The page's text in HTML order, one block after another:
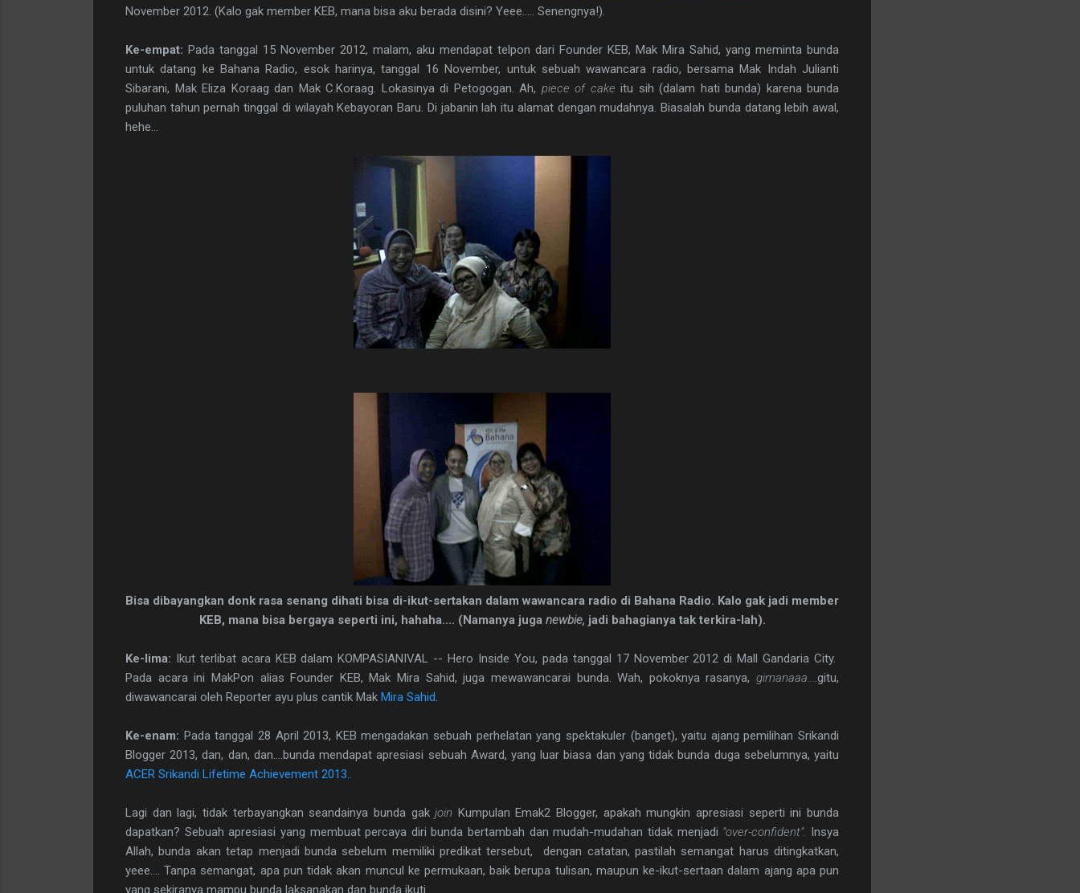
November 2012. (Kalo gak member KEB, mana bisa aku berada disini? Yeee..... Senengnya!).
Ke-empat: Pada tanggal 15 November 2012, malam, aku mendapat telpon dari Founder KEB, Mak Mira Sahid, yang meminta bunda
untuk datang ke Bahana Radio, esok harinya, tanggal 16 November, untuk sebuah wawancara radio, bersama Mak Indah Julianti
Sibarani, Mak Eliza Koraag dan Mak C.Koraag. Lokasinya di Petogogan. Ah, piece of cake itu sih (dalam hati bunda) karena bunda
puluhan tahun pernah tinggal di wilayah Kebayoran Baru. Di jabanin lah itu alamat dengan mudahnya. Biasalah bunda datang lebih awal,
hehe...
Bisa dibayangkan donk rasa senang dihati bisa di-ikut-sertakan dalam wawancara radio di Bahana Radio. Kalo gak jadi member
KEB, mana bisa bergaya seperti ini, hahaha.... (Namanya juga newbie, jadi bahagianya tak terkira-lah).
Ke-lima: Ikut terlibat acara KEB dalam KOMPASIANIVAL -- Hero Inside You, pada tanggal 17 November 2012 di Mall Gandaria City.
Pada acara ini MakPon alias Founder KEB, Mak Mira Sahid, juga mewawancarai bunda. Wah, pokoknya rasanya, gimanaaa...
.gitu,
diwawancarai oleh Reporter ayu plus cantik Mak Mira Sahid
Ke-enam: Pada tanggal 28 April 2013, KEB mengadakan sebuah perhelatan yang spektakuler (banget), yaitu ajang pemilihan Srikandi
Blogger 2013, dan, dan, dan....bunda mendapat apresiasi sebuah Award, yang luar biasa dan yang tidak bunda duga sebelumnya, yaitu
ACER Srikandi Lifetime Achievement 2013..
Lagi dan lagi, tidak terbayangkan seandainya bunda gakjoin Kumpulan Emak2 Blogger, apakah mungkin apresiasi seperti ini bunda
dapatkan? Sebuah apresiasi yang membuat percaya diri bunda bertambah dan mudah-mudahan tidak menjadi "over-confident". Insya
Allah, bunda akan tetap menjadi bunda sebelum memiliki predikat tersebut, dengan catatan, pastilah semangat harus ditingkatkan,
yeee.... Tanpa semangat, apa pun tidak akan muncul ke permukaan, baik berupa tulisan, maupun ke-ikut-sertaan dalam ajang apa pun
yang sekiranya mampu bunda laksanakan dan bunda ikuti.